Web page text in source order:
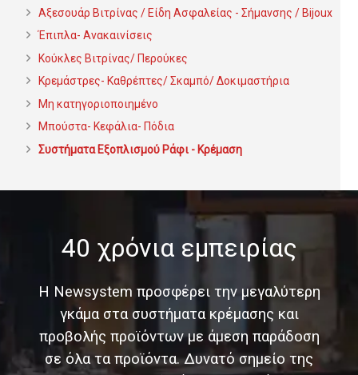
Αξεσουάρ Βιτρίνας / Είδη Ασφαλείας - Σήμανσης / Bijoux
Έπιπλα- Ανακαινίσεις
Κούκλες Βιτρίνας/ Περούκες
Κρεμάστρες- Καθρέπτες/ Σκαμπό/ Δοκιμαστήρια
Μη κατηγοριοποιημένο
Μπούστα- Κεφάλια- Πόδια
Συστήματα Εξοπλισμού Ράφι - Κρέμαση
40 χρόνια εμπειρίας
Η Newsystem προσφέρει την μεγαλύτερη
γκάμα στα συστήματα κρέμασης και
προβολής προϊόντων με άμεση παράδοση
σε όλα τα προϊόντα. Δυνατό σημείο της